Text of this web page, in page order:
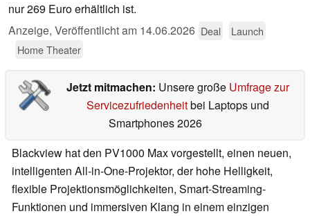
nur 269 Euro erhältlich ist.
Anzeige, Veröffentlicht am 14.06.2026 Deal
Launch
Home Theater
Jetzt mitmachen: Unsere große Umfrage zur
Servicezufriedenheitbei Laptops und
Smartphones 2026
Blackview hat den PV1000 Max vorgestellt, einen neuen,
intelligenten All-in-One-Projektor, der hohe Helligkeit,
flexible Projektionsmöglichkeiten, Smart-Streaming-
Funktionen und immersiven Klang in einem einzigen